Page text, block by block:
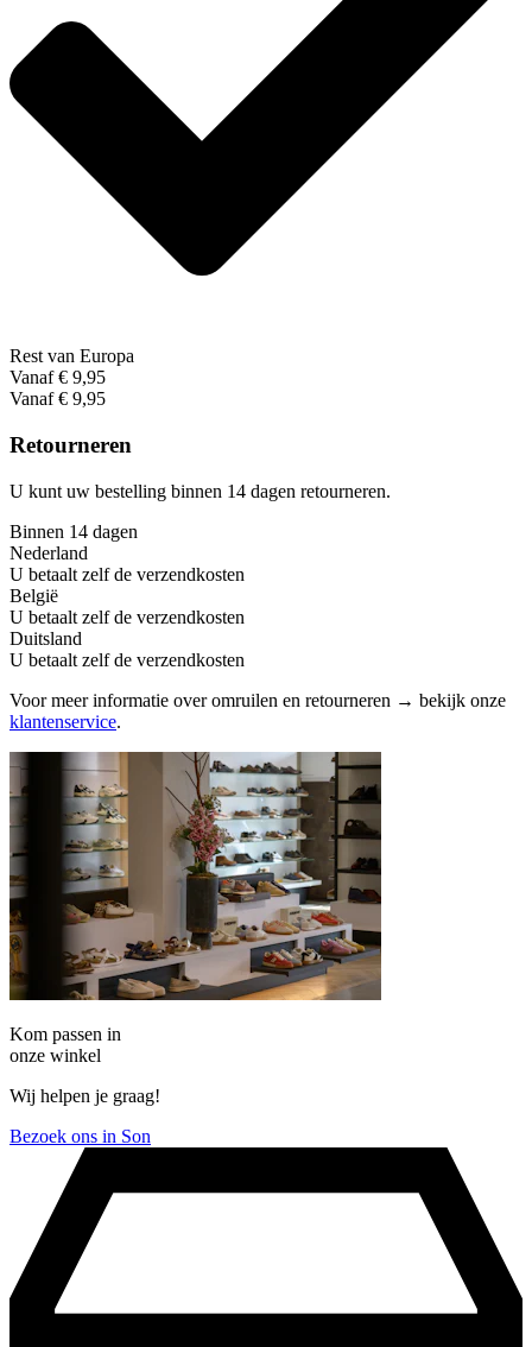
Rest van Europa
Vanaf € 9,95
Vanaf € 9,95
Retourneren
U kunt uw bestelling binnen 14 dagen retourneren.
Binnen 14 dagen
Nederland
U betaalt zelf de verzendkosten
België
U betaalt zelf de verzendkosten
Duitsland
U betaalt zelf de verzendkosten
Voor meer informatie over omruilen en retourneren → bekijk onze
klantenservice.
Kom passen in
onze winkel
Wij helpen je graag!
Bezoek ons in Son